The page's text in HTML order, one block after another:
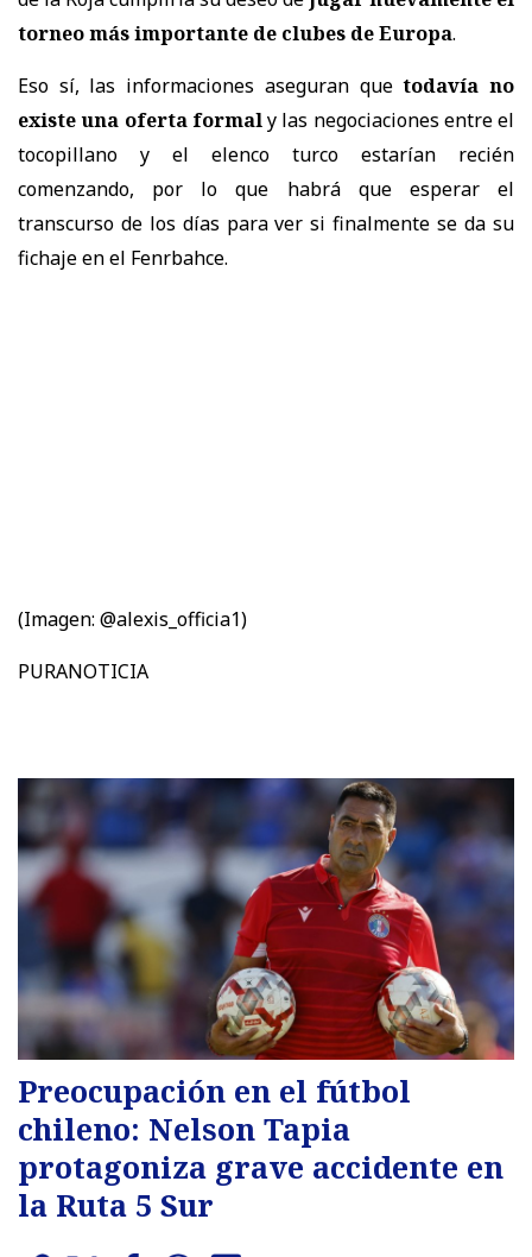
torneo más importante de clubes de Europa.
Eso sí, las informaciones aseguran quetodavía no
existe una oferta formaly las negociaciones entre el
tocopillano y el elenco turco estarían recién
comenzando, por lo que habrá que esperar el
transcurso de los días para ver si finalmente se da su
fichaje en el Fenrbahce.
(Imagen: @alexis_officia1)
PURANOTICIA
Preocupación en el fútbol
chileno: Nelson Tapia
protagoniza grave accidente en
la Ruta 5 Sur